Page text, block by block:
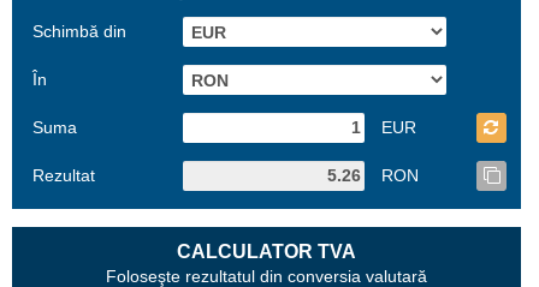
Schimbă din
În
Suma EUR
Rezultat RON
CALCULATOR TVA
Foloseşte rezultatul din conversia valutară